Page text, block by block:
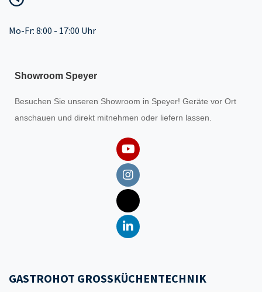
Mo-Fr: 8:00 - 17:00 Uhr
Showroom Speyer
Besuchen Sie unseren Showroom in Speyer! Geräte vor Ort
anschauen und direkt mitnehmen oder liefern lassen.
GASTROHOT GROSSKÜCHENTECHNIK